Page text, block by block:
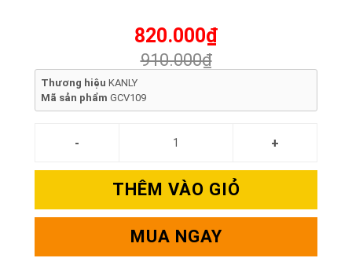
820.000₫
910.000₫
Thương hiệu KANLY
Mã sản phẩm GCV109
THÊM VÀO GIỎ
MUA NGAY